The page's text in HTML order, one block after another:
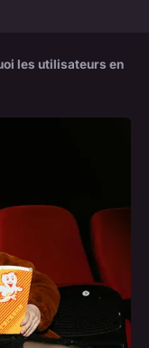
les utilisateurs en